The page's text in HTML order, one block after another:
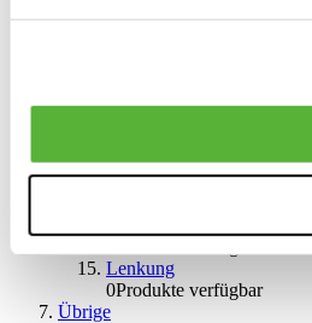
0Produkte verfügbar
Bremsen Übrige
Lenkung
0Produkte verfügbar
Übrige